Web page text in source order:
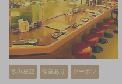
飲み放題 個室あり クーポン